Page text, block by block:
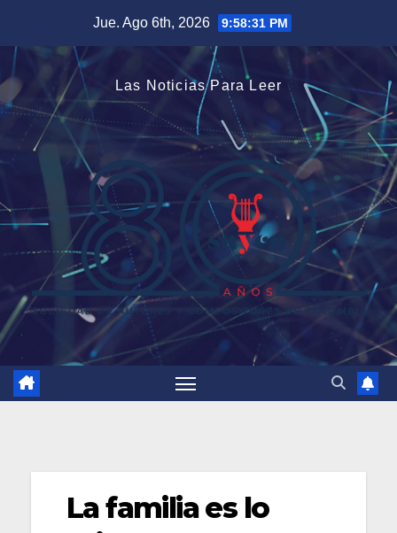
contenido
Jue. Ago 6th, 2026 9:58:32 PM
Las Noticias Para Leer
La familia es lo